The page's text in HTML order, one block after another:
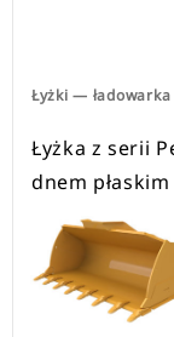
Łyżki — ładowarka
Łyżka z serii
dnem płaskim